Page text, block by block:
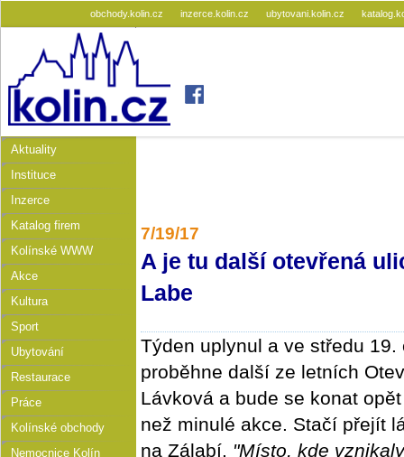
obchody.kolin.cz inzerce.kolin.cz ubytovani.kolin.cz
Aktuality
Instituce
Inzerce
Katalog firem
Kolínské WWW
Akce
Kultura
Sport
Ubytování
Restaurace
Práce
Kolínské obchody
Nemocnice Kolín
7/19/17
​A je tu další otevřená
Labe
Týden uplynul a ve středu
proběhne další ze letních
Lávková a bude se konat
než minulé akce. Stačí přejít
na Zálabí. "Místo, kde